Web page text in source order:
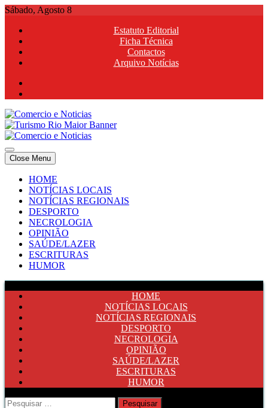
Skip
content
Sábado, Agosto 8
Estatuto Editorial
Ficha Técnica
Contactos
Arquivo Notícias
Comercio e Noticias
Notícias e Publicidade Online
Comercio e Noticias
Notícias e Publicidade Online
Close Menu
HOME
NOTÍCIAS LOCAIS
NOTÍCIAS REGIONAIS
DESPORTO
NECROLOGIA
OPINIÃO
SAÚDE/LAZER
ESCRITURAS
HUMOR
HOME
NOTÍCIAS LOCAIS
NOTÍCIAS REGIONAIS
DESPORTO
NECROLOGIA
OPINIÃO
SAÚDE/LAZER
ESCRITURAS
HUMOR
Pesquisar